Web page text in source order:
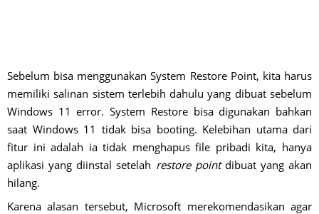
Sebelum bisa menggunakan System Restore Point, kita harus
memiliki salinan sistem terlebih dahulu yang dibuat sebelum
Windows 11 error. System Restore bisa digunakan bahkan
saat Windows 11 tidak bisa booting. Kelebihan utama dari
fitur ini adalah ia tidak menghapus file pribadi kita, hanya
aplikasi yang diinstal setelah restore pointdibuat yang akan
hilang.
Karena alasan tersebut, Microsoft merekomendasikan agar